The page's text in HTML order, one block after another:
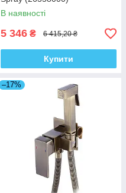
В наявності
5 346 ₴ 6 415,20 ₴
Купити
–17%